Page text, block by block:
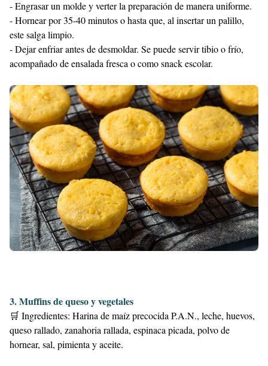
- Engrasar un molde y verter la preparación de manera uniforme.
- Hornear por 35-40 minutos o hasta que, al insertar un palillo,
este salga limpio.
- Dejar enfriar antes de desmoldar. Se puede servir tibio o frío,
acompañado de ensalada fresca o como snack escolar.
3. Muffins de queso y vegetales
🛒 Ingredientes: Harina de maíz precocida P.A.N., leche, huevos,
queso rallado, zanahoria rallada, espinaca picada, polvo de
hornear, sal, pimienta y aceite.